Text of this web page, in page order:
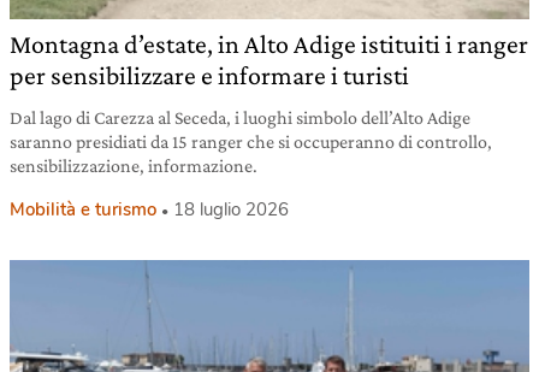
Montagna d’estate, in Alto Adige istituiti i ranger
per sensibilizzare e informare i turisti
Dal lago di Carezza al Seceda, i luoghi simbolo dell’Alto Adige
saranno presidiati da 15 ranger che si occuperanno di controllo,
sensibilizzazione, informazione.
Mobilità e turismo 18 luglio 2026